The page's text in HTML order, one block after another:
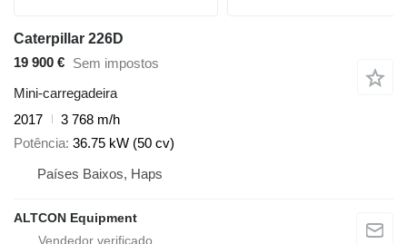
Caterpillar 226D
19 900 € Sem impostos
Mini-carregadeira
2017
3 768 m/h
Potência 36.75 kW (50 cv)
Países Baixos, Haps
ALTCON Equipment